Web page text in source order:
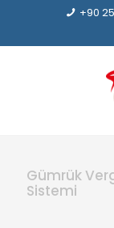
+90
Gümrük
Sistemi